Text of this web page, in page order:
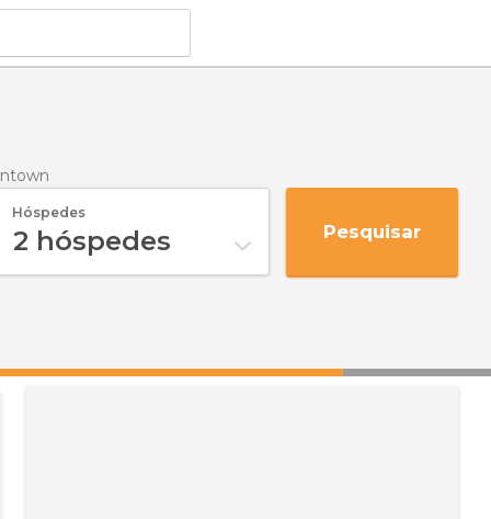
Hóspedes
2 hóspedes Pesquisar